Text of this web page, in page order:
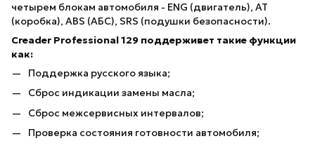
четырем блокам автомобиля - ENG (двигатель), AT
(коробка), ABS (АБС), SRS (подушки безопасности).
Creader Professional 129 поддерживет такие функции
как:
Поддержка русского языка;
Сброс индикации замены масла;
Сброс межсервисных интервалов;
Проверка состояния готовности автомобиля;